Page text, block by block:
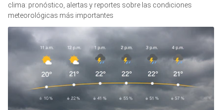
clima: pronóstico, alertas y reportes sobre las condiciones
meteorológicas más importantes